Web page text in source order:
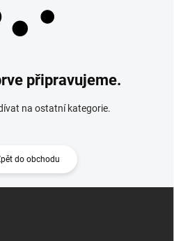
připravujeme.
na ostatní kategorie.
do obchodu